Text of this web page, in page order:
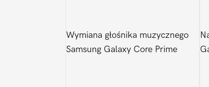
Wymiana głośnika muzycznego
Samsung Galaxy Core Prime